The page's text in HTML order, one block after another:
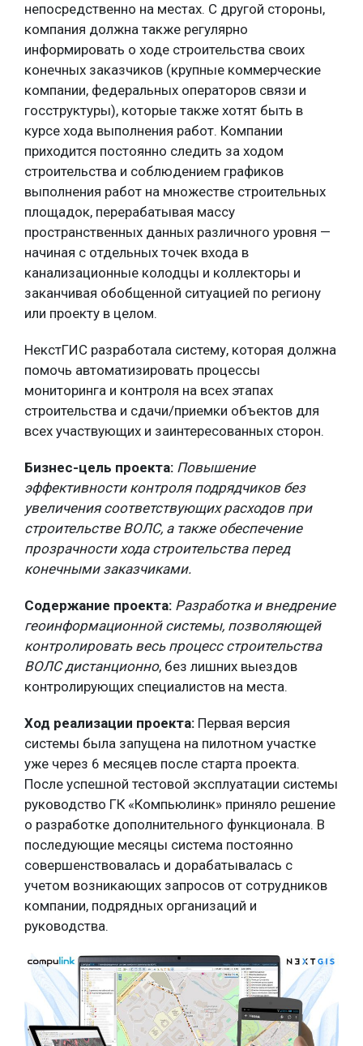
непосредственно на местах. С другой стороны,
компания должна также регулярно
информировать о ходе строительства своих
конечных заказчиков (крупные коммерческие
компании, федеральных операторов связи и
госструктуры), которые также хотят быть в
курсе хода выполнения работ. Компании
приходится постоянно следить за ходом
строительства и соблюдением графиков
выполнения работ на множестве строительных
площадок, перерабатывая массу
пространственных данных различного уровня —
начиная с отдельных точек входа в
канализационные колодцы и коллекторы и
заканчивая обобщенной ситуацией по региону
или проекту в целом.
НекстГИС разработала систему, которая должна
помочь автоматизировать процессы
мониторинга и контроля на всех этапах
строительства и сдачи/приемки объектов для
всех участвующих и заинтересованных сторон.
Бизнес-цель проекта: Повышение
эффективности контроля подрядчиков без
увеличения соответствующих расходов при
строительстве ВОЛС, а также обеспечение
прозрачности хода строительства перед
конечными заказчиками.
Содержание проекта: Разработка и внедрение
геоинформационной системы, позволяющей
контролировать весь процесс строительства
ВОЛС дистанционно, без лишних выездов
контролирующих специалистов на места.
Ход реализации проекта: Первая версия
системы была запущена на пилотном участке
уже через 6 месяцев после старта проекта.
После успешной тестовой эксплуатации системы
руководство ГК «Компьюлинк» приняло решение
о разработке дополнительного функционала. В
последующие месяцы система постоянно
совершенствовалась и дорабатывалась с
учетом возникающих запросов от сотрудников
компании, подрядных организаций и
руководства.